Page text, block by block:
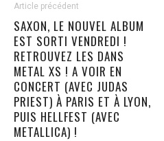
Article précédent
SAXON, LE NOUVEL ALBUM
EST SORTI VENDREDI !
RETROUVEZ LES DANS
METAL XS ! A VOIR EN
CONCERT (AVEC JUDAS
PRIEST) À PARIS ET À LYON,
PUIS HELLFEST (AVEC
METALLICA) !